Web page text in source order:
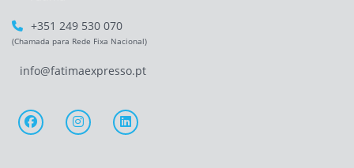
+351 249 530 070
(Chamada para Rede Fixa Nacional)
info@fatimaexpresso.pt